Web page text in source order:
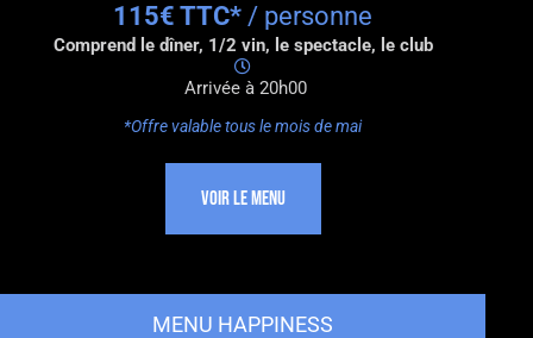
MENU HAPPINESS
115€ TTC* / personne
Comprend le dîner, 1/2 vin, le spectacle, le club
Arrivée à 20h00
*Offre valable tous le mois de mai
VOIR LE MENU